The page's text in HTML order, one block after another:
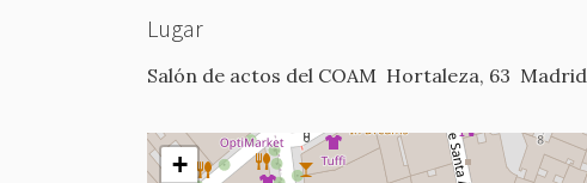
Lugar
Salón de actos del COAM Hortaleza, 63 Madrid
+